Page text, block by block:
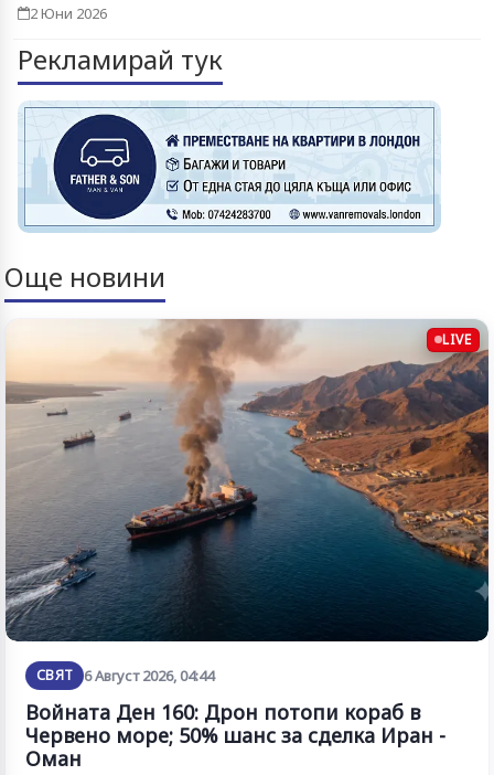
2 Юни 2026
Рекламирай тук
Още новини
LIVE
СВЯТ 6 Август 2026, 04:44
Войната Ден 160: Дрон потопи кораб в
Червено море; 50% шанс за сделка Иран -
Оман